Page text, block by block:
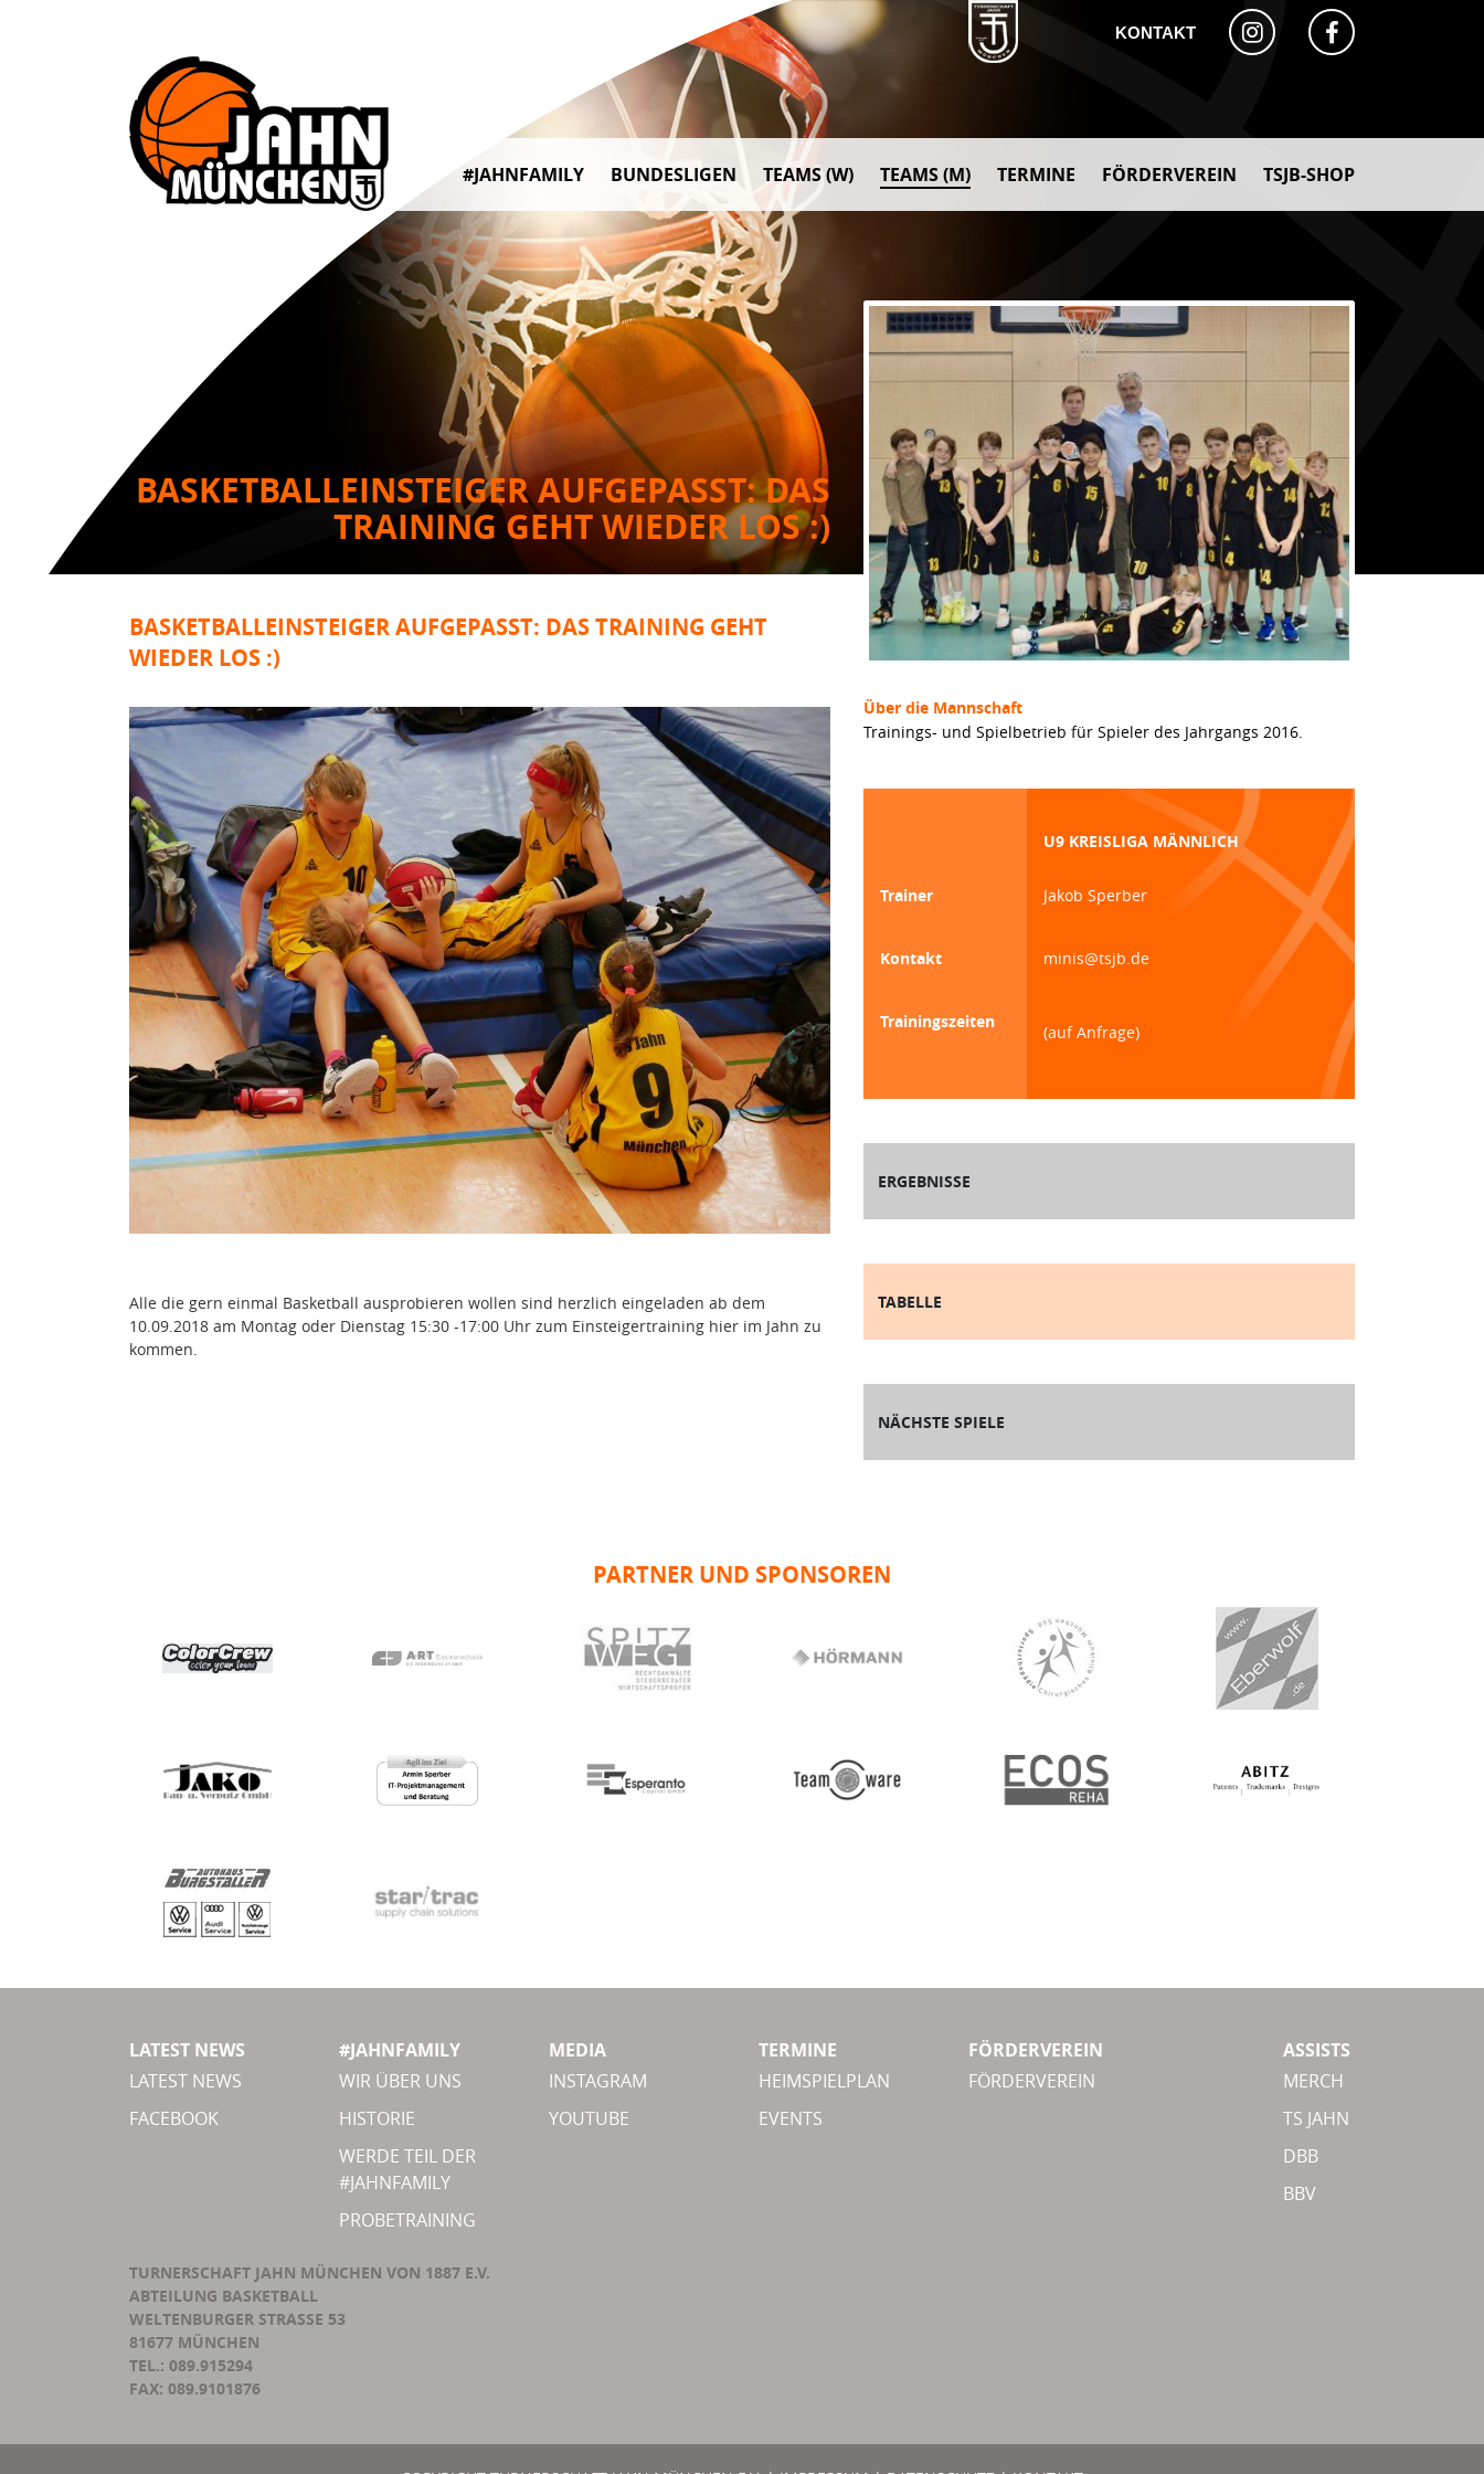
KONTAKT
#JAHNFAMILY BUNDESLIGEN TEAMS (W) TEAMS (M) TERMINE FÖRDERVEREIN TSJB-SHOP
BASKETBALLEINSTEIGER AUFGEPASST: DAS
TRAINING GEHT WIEDER LOS :)
BASKETBALLEINSTEIGER AUFGEPASST: DAS TRAINING GEHT
WIEDER LOS :)
Alle die gern einmal Basketball ausprobieren wollen sind herzlich eingeladen ab dem
10.09.2018 am Montag oder Dienstag 15:30 -17:00 Uhr zum Einsteigertraining hier im Jahn zu
kommen.
Über die Mannschaft
Trainings- und Spielbetrieb für Spieler des Jahrgangs 2016.
U9 KREISLIGA MÄNNLICH
Trainer Jakob Sperber
Kontakt minis@tsjb.de
Trainingszeiten
(auf Anfrage)
ERGEBNISSE
TABELLE
NÄCHSTE SPIELE
PARTNER UND SPONSOREN
LATEST NEWS
LATEST NEWS
FACEBOOK
#JAHNFAMILY
WIR ÜBER UNS
HISTORIE
WERDE TEIL DER
#JAHNFAMILY
PROBETRAINING
MEDIA
INSTAGRAM
YOUTUBE
TERMINE
HEIMSPIELPLAN
EVENTS
FÖRDERVEREIN
FÖRDERVEREIN
ASSISTS
MERCH
TS JAHN
DBB
BBV
TURNERSCHAFT JAHN MÜNCHEN VON 1887 E.V.
ABTEILUNG BASKETBALL
WELTENBURGER STRASSE 53
81677 MÜNCHEN
TEL.: 089.915294
FAX: 089.9101876